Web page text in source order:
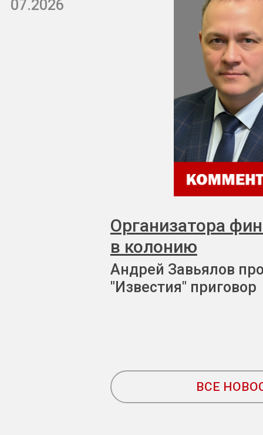
07.2026
Организатора
в колонию
Андрей Завьялов
"Известия" приговор
ВСЕ